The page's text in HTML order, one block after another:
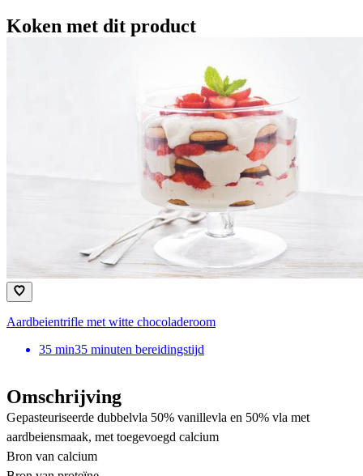
Koken met dit product
Aardbeientrifle met witte chocoladeroom
35 min35 minuten bereidingstijd
Omschrijving
Gepasteuriseerde dubbelvla 50% vanillevla en 50% vla met
aardbeiensmaak, met toegevoegd calcium
Bron van calcium